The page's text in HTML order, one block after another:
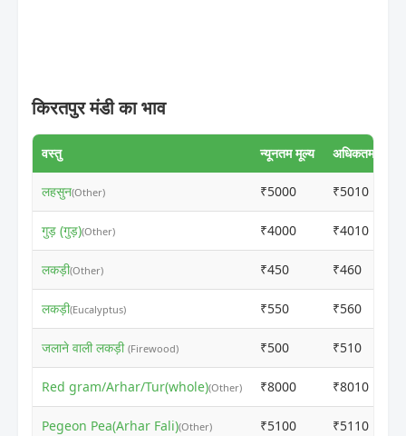
किरतपुर मंडी का भाव
वस्तु न्यूनतम मूल्य अधिकतम मूल्य
लहसुन(Other) ₹5000 ₹5010
गुड़ (गुड़)(Other) ₹4000 ₹4010
लकड़ी(Other) ₹450 ₹460
लकड़ी(Eucalyptus) ₹550 ₹560
जलाने वाली लकड़ी (Firewood) ₹500 ₹510
Red gram/Arhar/Tur(whole)(Other) ₹8000 ₹8010
Pegeon Pea(Arhar Fali)(Other) ₹5100 ₹5110